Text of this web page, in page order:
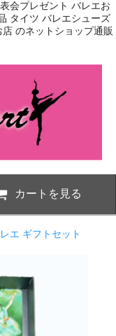
会プレゼント バレエお
タイツ バレエシューズ
のネットショップ通販
カートを見る
エ ギフトセット